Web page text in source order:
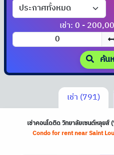
เช่า: 0 -
ค้น
เช่า (791)
เช่าคอนโดติด วิทยาลัยเซนต์หลุยส์
Condo for rent near Saint